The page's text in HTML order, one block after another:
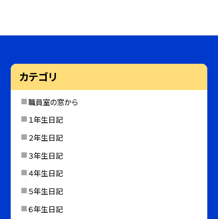
カテゴリ
職員室の窓から
１年生日記
２年生日記
３年生日記
４年生日記
５年生日記
６年生日記